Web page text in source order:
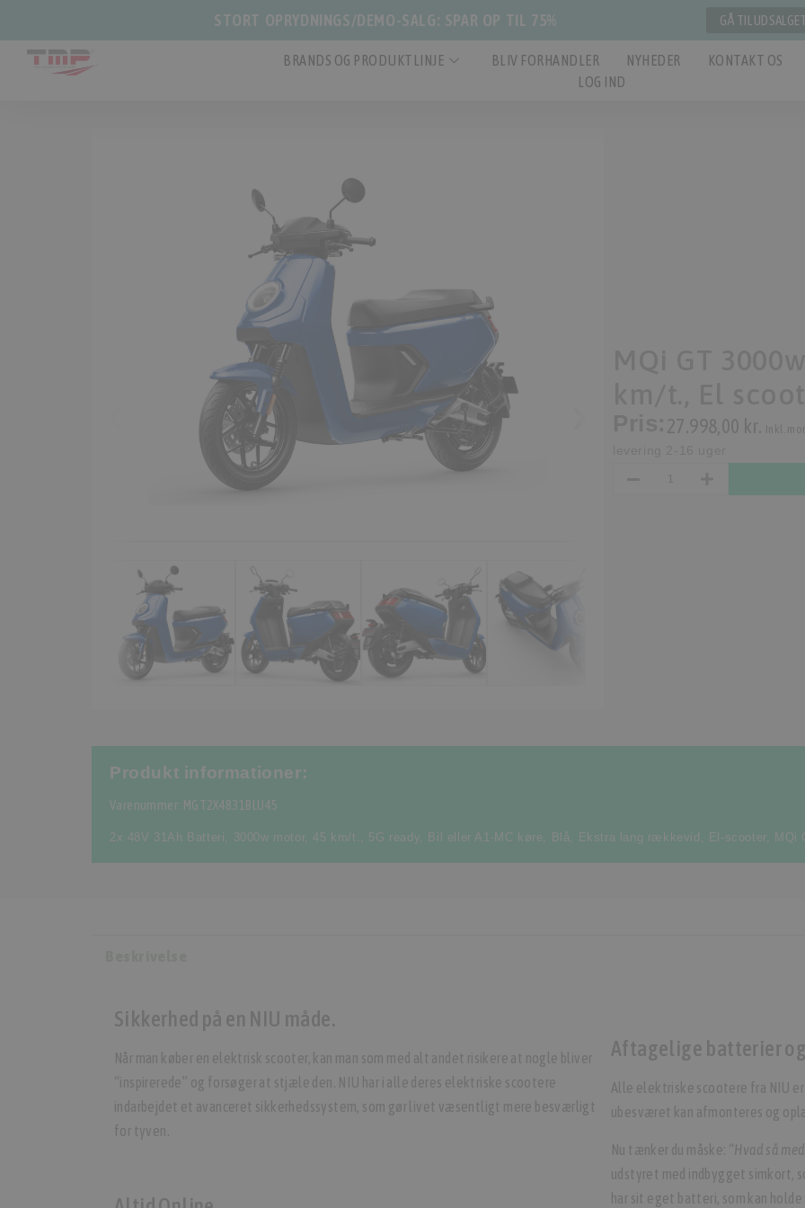
STORT OPRYDNINGS/DEMO-SALG: SPAR OP TIL 75% GÅ TIL UDSALGET
BRANDS OG PRODUKTLINJE BLIV FORHANDLER NYHEDER KONTAKT OS
LOG IND
Produkt informationer:
Varenummer: MGT2X4831BLU45
2x 48V 31Ah Batteri, 3000w motor, 45 km/t. , 5G ready, Bil eller A1-MC køre, Blå, Ekstra lang rækkevid , El-scooter, MQi
Sikkerhed på en NIU måde.
Når man køber en elektrisk scooter, kan man som med alt andet risikere at nogle bliver
“inspirerede” og forsøger at stjæle den. NIU har i alle deres elektriske scootere
indarbejdet et avanceret sikkerhedssystem, som gør livet væsentligt mere besværligt
for tyven.
Aftagelige batterier og
Alle elektriske scootere fra NIU
ubesværet kan afmonteres og
Nu tænker du måske: “Hvad så
udstyret med indbygget simkort,
har sit eget batteri, som kan